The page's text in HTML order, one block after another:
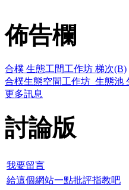
佈告欄
合樸 生態工間工作坊 梯次(B)
合樸生態空間工作坊_生態池
更多訊息
討論版
我要留言
給這個網站一點批評指教吧